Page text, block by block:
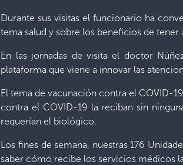
Durante sus visitas el funcionario ha
tema salud y sobre los beneficios de
En las jornadas de visita el doctor
plataforma que viene a innovar las
El tema de vacunación contra el COVID-
contra el COVID-19 la reciban sin
requerían el biológico.
Los fines de semana, nuestras 176
saber cómo recibe los servicios médicos